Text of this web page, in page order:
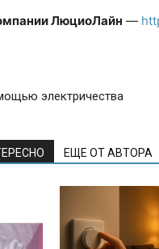
ЛюциоЛайн —
электричества
ЕЩЕ ОТ АВТОРА